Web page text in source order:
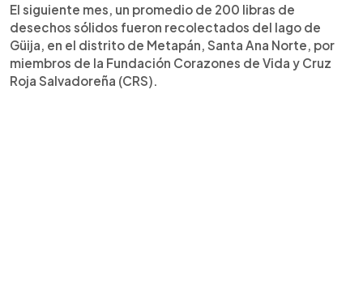
El siguiente mes, un promedio de 200 libras de
desechos sólidos fueron recolectados del lago de
Güija, en el distrito de Metapán, Santa Ana Norte, por
miembros de la Fundación Corazones de Vida y Cruz
Roja Salvadoreña (CRS).